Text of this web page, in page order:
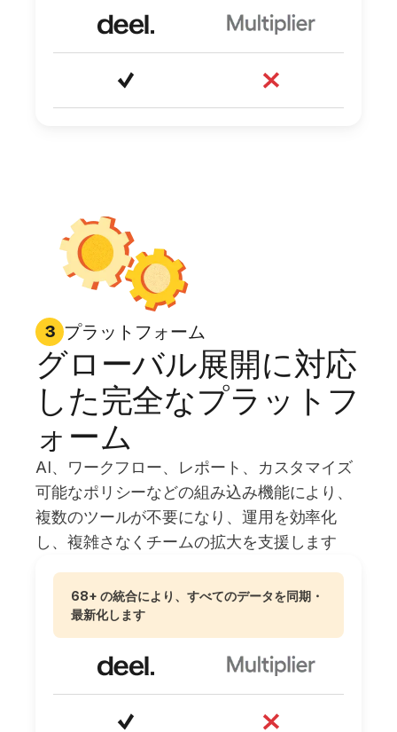
3 プラットフォーム
グローバル展開に対応
した完全なプラットフ
ォーム
AI、ワークフロー、レポート、カスタマイズ
可能なポリシーなどの組み込み機能により、
複数のツールが不要になり、運用を効率化
し、複雑さなくチームの拡大を支援します
68+ の統合により、すべてのデータを同期・
最新化します